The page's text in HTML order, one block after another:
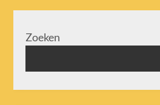
Zoeken